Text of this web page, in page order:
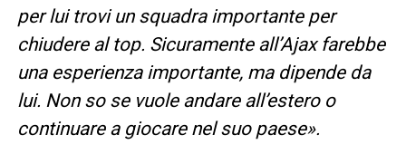
per lui trovi un squadra importante per
chiudere al top. Sicuramente all’Ajax farebbe
una esperienza importante, ma dipende da
lui. Non so se vuole andare all’estero o
continuare a giocare nel suo paese».